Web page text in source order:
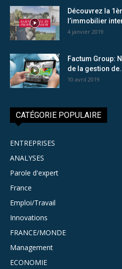
Découvrez la
l’immobilier
4 janvier 2019
Factum Group:
de la gestion
10 avril 2019
CATÉGORIE POPULAIRE
ENTREPRISES
ANALYSES
Parole d'expert
France
Emploi/Travail
Innovations
FRANCE/MONDE
Management
ECONOMIE